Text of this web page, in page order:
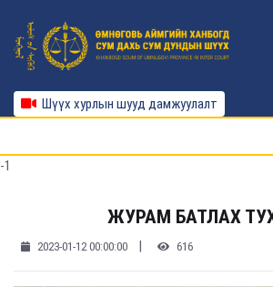
Шүүх хурлын шууд дамжуулалт
-1
ЖУРАМ БАТЛАХ
2023-01-12 00:00:00 616